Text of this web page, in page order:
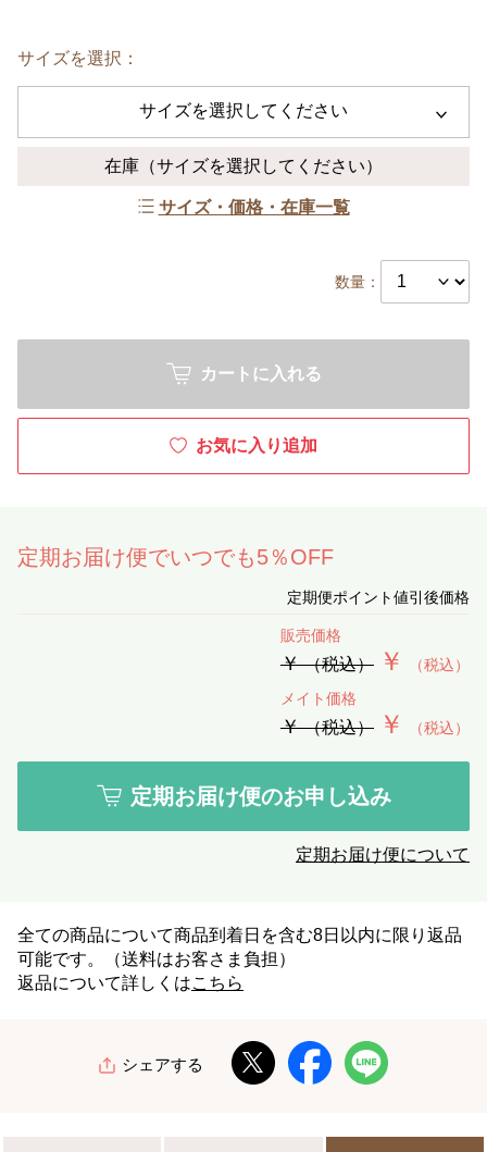
サイズを選択：
サイズを選択してください
在庫 （サイズを選択してください）
サイズ・価格・在庫一覧
数量：
カートに入れる
お気に入り追加
定期お届け便でいつでも5％OFF
定期便ポイント値引後価格
販売価格
￥（税込） ￥
（税込）
メイト価格
￥（税込） ￥ （税込）
定期お届け便のお申し込み
定期お届け便について
全ての商品について商品到着日を含む8日以内に限り返品
可能です。（送料はお客さま負担）
返品について詳しくはこちら
シェアする